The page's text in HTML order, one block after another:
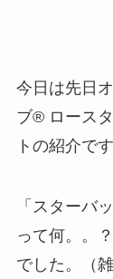
今日は先日
ブ® ロース
トの紹介です
「スターバ
って何。。
でした。（雑